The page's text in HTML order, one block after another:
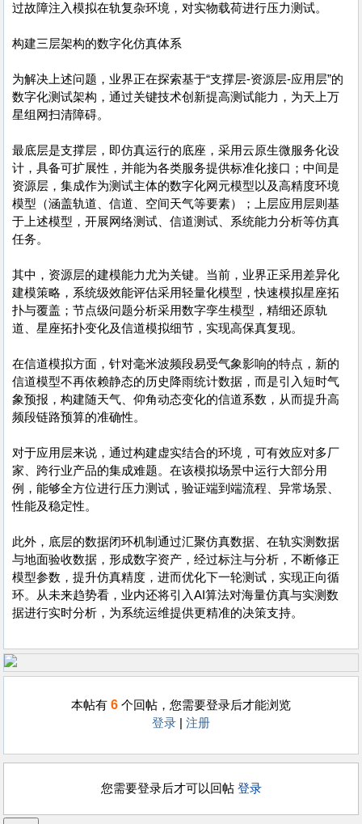
过故障注入模拟在轨复杂环境，对实物载荷进行压力测试。
构建三层架构的数字化仿真体系
为解决上述问题，业界正在探索基于“支撑层-资源层-应用层”的
数字化测试架构，通过关键技术创新提高测试能力，为天上万
星组网扫清障碍。
最底层是支撑层，即仿真运行的底座，采用云原生微服务化设
计，具备可扩展性，并能为各类服务提供标准化接口；中间是
资源层，集成作为测试主体的数字化网元模型以及高精度环境
模型（涵盖轨道、信道、空间天气等要素）；上层应用层则基
于上述模型，开展网络测试、信道测试、系统能力分析等仿真
任务。
其中，资源层的建模能力尤为关键。当前，业界正采用差异化
建模策略，系统级效能评估采用轻量化模型，快速模拟星座拓
扑与覆盖；节点级问题分析采用数字孪生模型，精细还原轨
道、星座拓扑变化及信道模拟细节，实现高保真复现。
在信道模拟方面，针对毫米波频段易受气象影响的特点，新的
信道模型不再依赖静态的历史降雨统计数据，而是引入短时气
象预报，构建随天气、仰角动态变化的信道系数，从而提升高
频段链路预算的准确性。
对于应用层来说，通过构建虚实结合的环境，可有效应对多厂
家、跨行业产品的集成难题。在该模拟场景中运行大部分用
例，能够全方位进行压力测试，验证端到端流程、异常场景、
性能及稳定性。
此外，底层的数据闭环机制通过汇聚仿真数据、在轨实测数据
与地面验收数据，形成数字资产，经过标注与分析，不断修正
模型参数，提升仿真精度，进而优化下一轮测试，实现正向循
环。从未来趋势看，业内还将引入AI算法对海量仿真与实测数
据进行实时分析，为系统运维提供更精准的决策支持。
本帖有 6 个回帖，您需要登录后才能浏览
登录
注册
您需要登录后才可以回帖 登录